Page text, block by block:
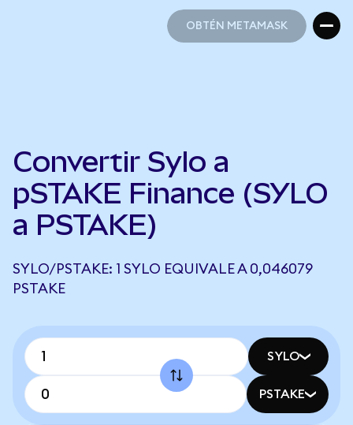
OBTÉN METAMASK
Convertir Sylo a
pSTAKE Finance (SYLO
a PSTAKE)
SYLO/PSTAKE: 1 SYLO EQUIVALE A 0,046079
PSTAKE
SYLO
PSTAKE